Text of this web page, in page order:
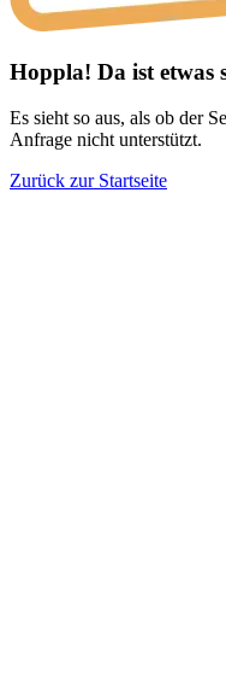
Hoppla! Da ist etwas
Es sieht so aus, als ob der
Anfrage nicht unterstützt.
Zurück zur Startseite